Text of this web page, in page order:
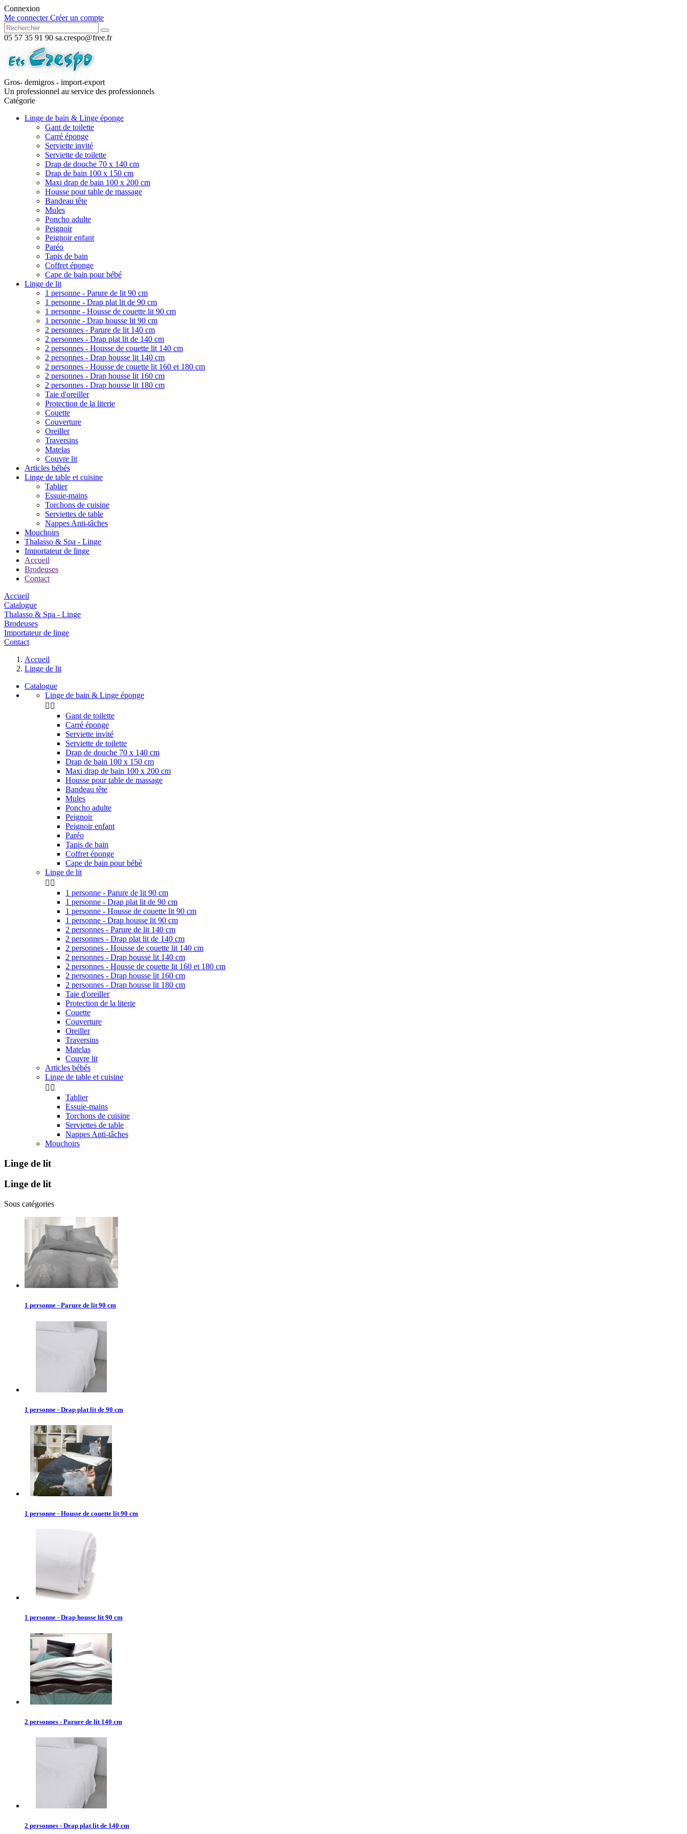
Connexion
Me connecter Créer un compte
05 57 35 91 90 sa.crespo@free.fr
Gros- demigros - import-export
Un professionnel au service des professionnels
Catégorie
Linge de bain & Linge éponge
Gant de toilette
Carré éponge
Serviette invité
Serviette de toilette
Drap de douche 70 x 140 cm
Drap de bain 100 x 150 cm
Maxi drap de bain 100 x 200 cm
Housse pour table de massage
Bandeau tête
Mules
Poncho adulte
Peignoir
Peignoir enfant
Paréo
Tapis de bain
Coffret éponge
Cape de bain pour bébé
Linge de lit
1 personne - Parure de lit 90 cm
1 personne - Drap plat lit de 90 cm
1 personne - Housse de couette lit 90 cm
1 personne - Drap housse lit 90 cm
2 personnes - Parure de lit 140 cm
2 personnes - Drap plat lit de 140 cm
2 personnes - Housse de couette lit 140 cm
2 personnes - Drap housse lit 140 cm
2 personnes - Housse de couette lit 160 et 180 cm
2 personnes - Drap housse lit 160 cm
2 personnes - Drap housse lit 180 cm
Taie d'oreiller
Protection de la literie
Couette
Couverture
Oreiller
Traversins
Matelas
Couvre lit
Articles bébés
Linge de table et cuisine
Tablier
Essuie-mains
Torchons de cuisine
Serviettes de table
Nappes Anti-tâches
Mouchoirs
Thalasso & Spa - Linge
Importateur de linge
Accueil
Brodeuses
Contact
Accueil
Catalogue
Thalasso & Spa - Linge
Brodeuses
Importateur de linge
Contact
Accueil
Linge de lit
Catalogue
Linge de bain & Linge éponge
 
Gant de toilette
Carré éponge
Serviette invité
Serviette de toilette
Drap de douche 70 x 140 cm
Drap de bain 100 x 150 cm
Maxi drap de bain 100 x 200 cm
Housse pour table de massage
Bandeau tête
Mules
Poncho adulte
Peignoir
Peignoir enfant
Paréo
Tapis de bain
Coffret éponge
Cape de bain pour bébé
Linge de lit
 
1 personne - Parure de lit 90 cm
1 personne - Drap plat lit de 90 cm
1 personne - Housse de couette lit 90 cm
1 personne - Drap housse lit 90 cm
2 personnes - Parure de lit 140 cm
2 personnes - Drap plat lit de 140 cm
2 personnes - Housse de couette lit 140 cm
2 personnes - Drap housse lit 140 cm
2 personnes - Housse de couette lit 160 et 180 cm
2 personnes - Drap housse lit 160 cm
2 personnes - Drap housse lit 180 cm
Taie d'oreiller
Protection de la literie
Couette
Couverture
Oreiller
Traversins
Matelas
Couvre lit
Articles bébés
Linge de table et cuisine
 
Tablier
Essuie-mains
Torchons de cuisine
Serviettes de table
Nappes Anti-tâches
Mouchoirs
Linge de lit
Linge de lit
Sous catégories
1 personne - Parure de lit 90 cm
1 personne - Drap plat lit de 90 cm
1 personne - Housse de couette lit 90 cm
1 personne - Drap housse lit 90 cm
2 personnes - Parure de lit 140 cm
2 personnes - Drap plat lit de 140 cm